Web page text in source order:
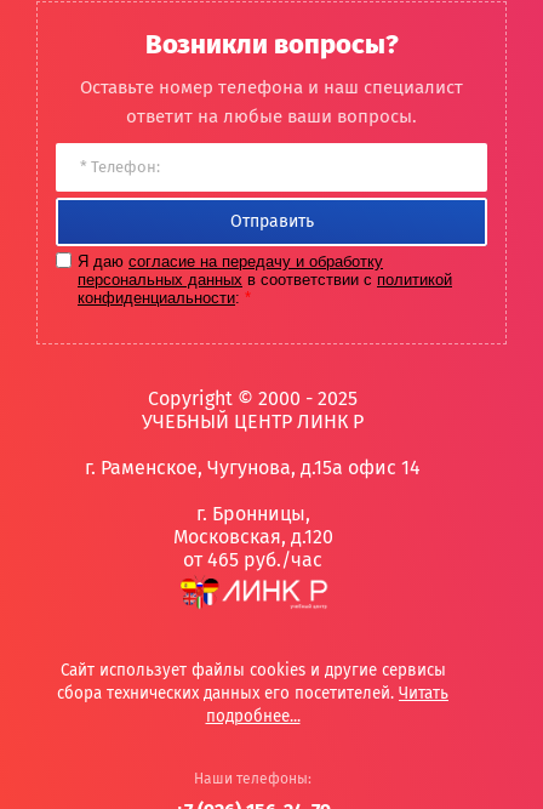
Возникли вопросы?
Оставьте номер телефона и наш специалист
ответит на любые ваши вопросы.
Отправить
Я даю согласие на передачу и обработку
персональных данных в соответствии с политикой
конфиденциальности: *
Copyright © 2000 - 2025
УЧЕБНЫЙ ЦЕНТР ЛИНК Р
г. Раменское, Чугунова, д.15а офис 14
г. Бронницы,
Московская, д.120
от 465 руб./час
Сайт использует файлы cookies и другие сервисы
сбора технических данных его посетителей. Читать
подробнее...
Наши телефоны: